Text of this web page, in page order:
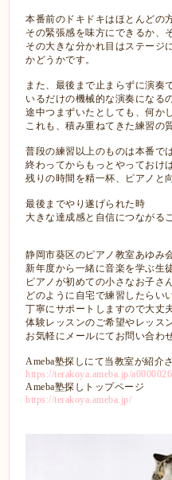
本番前のドキドキはほとんどの
その緊張感を味方にできるか、
その大きな分かれ目はステージ
かどうかです。
また、最後まで止まらずに演奏
いるだけの機械的な演奏になる
途中つまずいたとしても、何か
これも、積み重ねてきた練習の
普段の練習以上のものは本番で
終わってからもっとやっておけ
残りの時間を精一杯、ピアノと
最後までやり遂げられた時
大きな達成感と自信につながる
静岡市葵区のピアノ教室あゆみ
新年度から一緒に音楽を学ぶ生
ピアノが初めての小さなお子さ
どのように自宅で練習したらい
丁寧にサポートしますので大丈夫
体験レッスンのご希望やレッス
お気軽にメールにてお問い合わ
Ameba塾探しにて当教室が紹介
https://terakoya.ameba.jp/
Ameba塾探しトップページ
https://terakoya.ameba.jp/